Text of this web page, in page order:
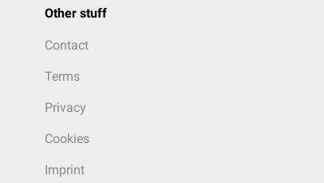
Other stuff
Contact
Terms
Privacy
Cookies
Imprint